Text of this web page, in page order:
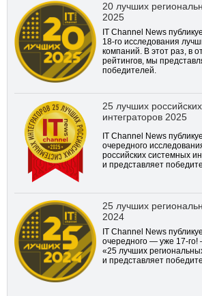
20 лучших
2025
IT Channel News
18-го исследования
компаний. В этот раз, в
рейтингов, мы
победителей.
25 лучших
интеграторов 2025
IT Channel News
очередного
российских системных
и представляет
25 лучших
2024
IT Channel News
очередного — уже 17-го!
«25 лучших
и представляет